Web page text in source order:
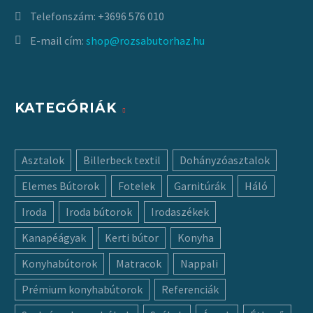
Telefonszám: +3696 576 010
E-mail cím: shop@rozsabutorhaz.hu
KATEGÓRIÁK
Asztalok Billerbeck textil
Dohányzóasztalok
Elemes Bútorok
Fotelek Garnitúrák
Háló
Iroda
Iroda bútorok
Irodaszékek
Kanapéágyak
Kerti bútor
Konyha
Konyhabútorok
Matracok
Nappali
Prémium konyhabútorok
Referenciák